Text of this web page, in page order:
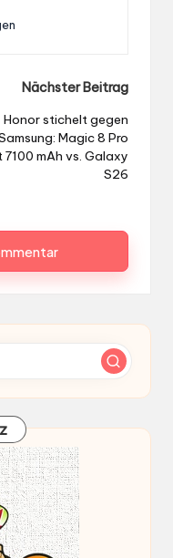
Nächster Beitrag
Honor stichelt gegen
Magic 8 Pro
7100 mAh vs. Galaxy
S26